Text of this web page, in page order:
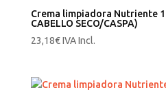
Crema limpiadora Nutriente
CABELLO SECO/CASPA)
23,18€ IVA Incl.